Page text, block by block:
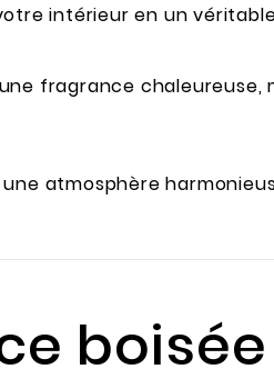
intérieur en un
fragrance
atmosphère